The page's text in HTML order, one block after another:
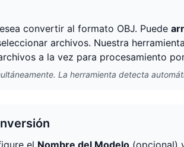
convertir al formato OBJ. Puede
archivos. Nuestra
a la vez para procesamiento
La herramienta detecta
el Nombre del Modelo (opcional)